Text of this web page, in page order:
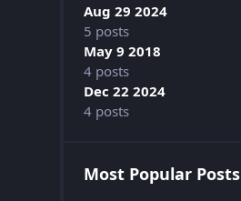
Aug 29 2024
5 posts
May 9 2018
4 posts
Dec 22 2024
4 posts
Most Popular Posts